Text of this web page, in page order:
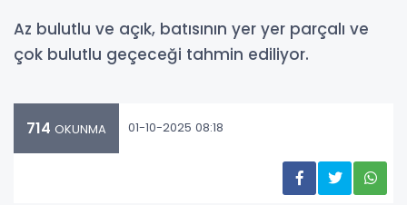
Az bulutlu ve açık, batısının yer yer parçalı ve
çok bulutlu geçeceği tahmin ediliyor.
714 OKUNMA 01-10-2025 08:18